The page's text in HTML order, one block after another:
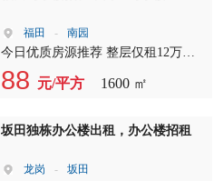
福田 - 南园
今日优质房源推荐 整层仅租12万
————————————- 车公庙
地铁口物业 面积：1600平整层，可
看房：上班时间段，勿打扰到租客
88 元/平方 1600 ㎡
坂田独栋办公楼出租，办公楼招租
龙岗 - 坂田